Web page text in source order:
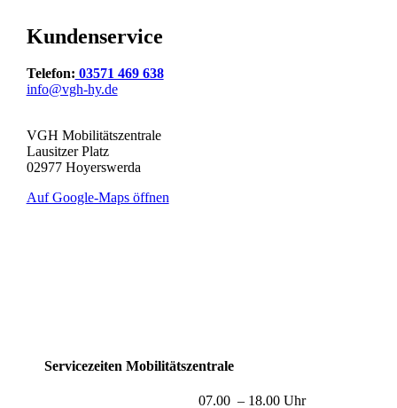
Kundenservice
Telefon: 03571 469 638
info@vgh-hy.de
VGH Mobilitätszentrale
Lausitzer Platz
02977 Hoyerswerda
Auf Google-Maps öffnen
Servicezeiten Mobilitätszentrale
07.00 – 18.00 Uhr